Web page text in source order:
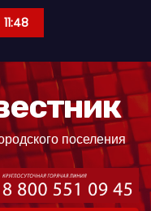
11:48
поселения